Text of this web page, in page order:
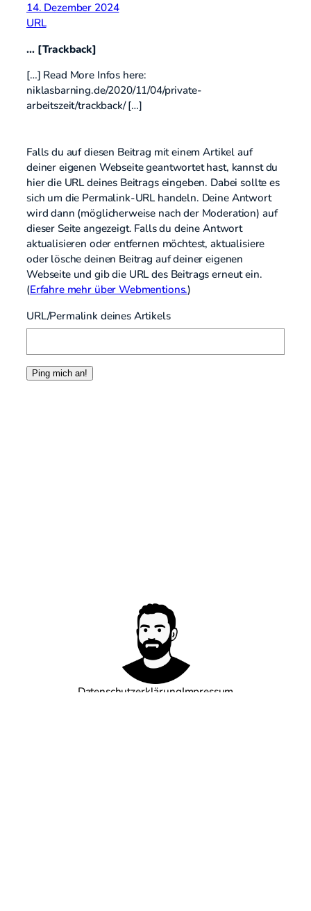
14. Dezember 2024
URL
… [Trackback]
[…] Read More Infos here:
niklasbarning.de/2020/11/04/private-
arbeitszeit/trackback/ […]
Falls du auf diesen Beitrag mit einem Artikel auf
deiner eigenen Webseite geantwortet hast, kannst du
hier die URL deines Beitrags eingeben. Dabei sollte es
sich um die Permalink-URL handeln. Deine Antwort
wird dann (möglicherweise nach der Moderation) auf
dieser Seite angezeigt. Falls du deine Antwort
aktualisieren oder entfernen möchtest, aktualisiere
oder lösche deinen Beitrag auf deiner eigenen
Webseite und gib die URL des Beitrags erneut ein.
(Erfahre mehr über Webmentions.)
URL/Permalink deines Artikels
DatenschutzerklärungImpressum